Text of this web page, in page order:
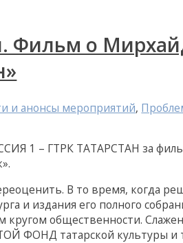
Фильм о
и анонсы мероприятий,
1 – ГТРК ТАТАРСТАН за
В то время, когда
и издания его полного
общественности.
ФОНД татарской культуры и